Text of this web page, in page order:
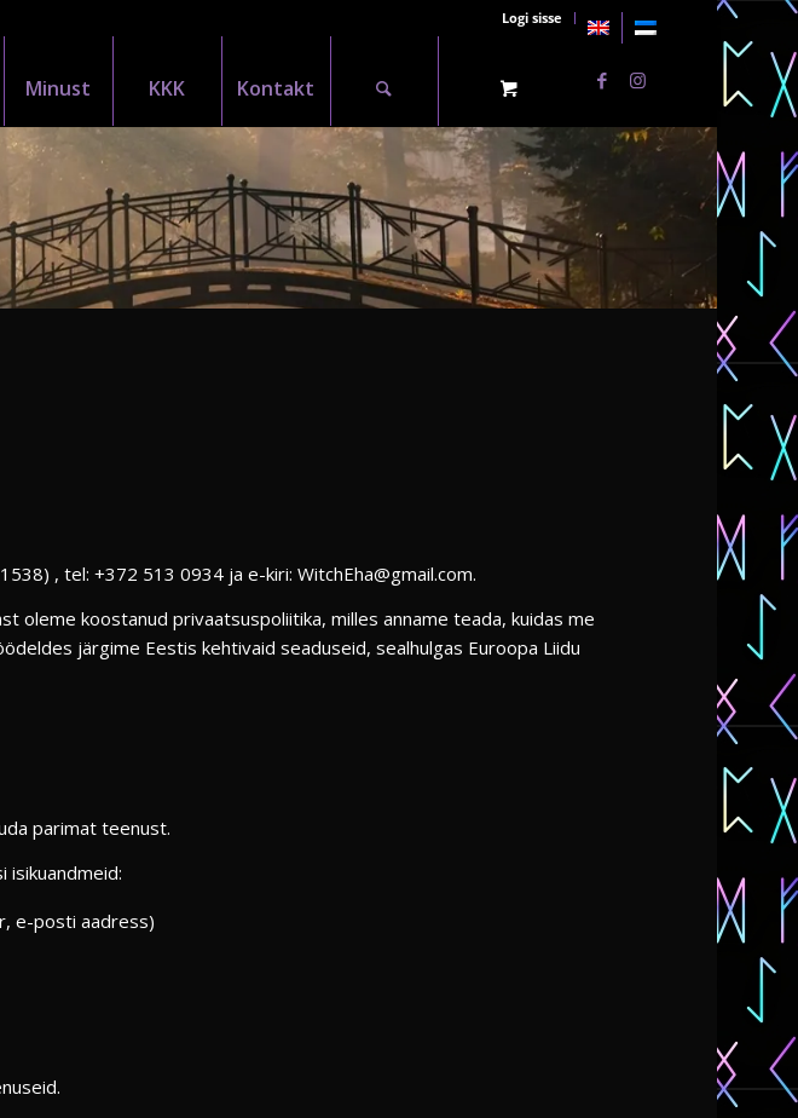
Logi sisse
Minust KKK Kontakt
, tel: +372 513 0934 ja e-kiri: WitchEha@gmail.com.
oleme koostanud privaatsuspoliitika, milles anname teada, kuidas me
järgime Eestis kehtivaid seaduseid, sealhulgas Euroopa Liidu
parimat teenust.
isikuandmeid:
e-posti aadress)